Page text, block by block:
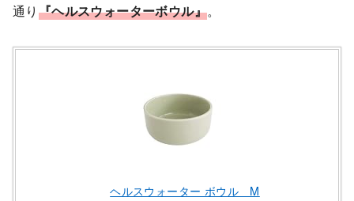
通り 『ヘルスウォーターボウル』。
ヘルスウォーター ボウル M